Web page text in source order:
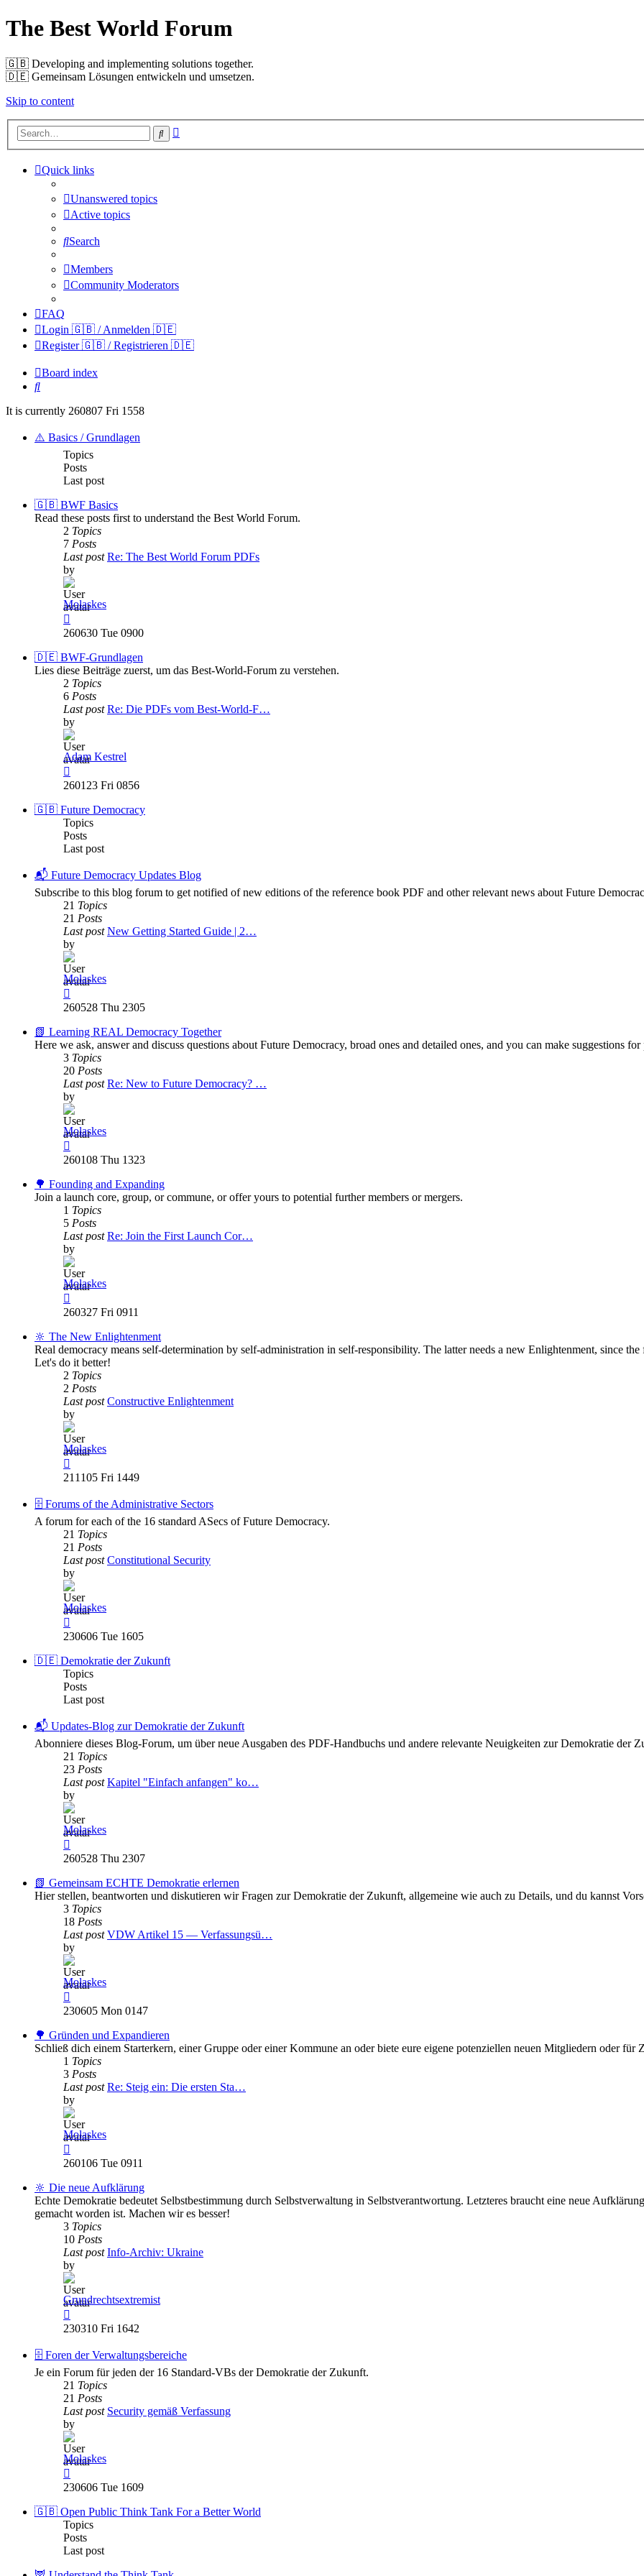
The Best World Forum
🇬🇧️ Developing and implementing solutions together.
🇩🇪️ Gemeinsam Lösungen entwickeln und umsetzen.
Skip to content
Search
Quick links
Unanswered topics
Active topics
Search
Members
Community Moderators
FAQ
Login 🇬🇧 / Anmelden 🇩🇪
Register 🇬🇧 / Registrieren 🇩🇪
Board index
Search
It is currently 260807 Fri 1558
⚠️ Basics / Grundlagen
Topics
Posts
Last post
🇬🇧 BWF Basics
Read these posts first to understand the Best World Forum.
2 Topics
7 Posts
Last post Re: The Best World Forum PDFs
by
Molaskes
the
post
260630 Tue 0900
🇩🇪 BWF-Grundlagen
Lies diese Beiträge zuerst, um das Best-World-Forum zu verstehen.
2 Topics
6 Posts
Last post Re: Die PDFs vom Best-World-F…
by
Adam Kestrel
the
post
260123 Fri 0856
🇬🇧 Future Democracy
Topics
Posts
Last post
📬 Future Democracy Updates Blog
Subscribe to this blog forum to get notified of new editions of the reference book PDF and other relevant news about Future
21 Topics
21 Posts
Last post New Getting Started Guide | 2…
by
Molaskes
the
post
260528 Thu 2305
📗 Learning REAL Democracy Together
Here we ask, answer and discuss questions about Future Democracy, broad ones and detailed ones, and you can make suggestions
3 Topics
20 Posts
Last post Re: New to Future Democracy? …
by
Molaskes
the
post
260108 Thu 1323
🌳 Founding and Expanding
Join a launch core, group, or commune, or offer yours to potential further members or mergers.
1 Topics
5 Posts
Last post Re: Join the First Launch Cor…
by
Molaskes
the
post
260327 Fri 0911
🔆 The New Enlightenment
Real democracy means self-determination by self-administration in self-responsibility. The latter needs a new Enlightenment, since
Let's do it better!
2 Topics
2 Posts
Last post Constructive Enlightenment
by
Molaskes
the
post
211105 Fri 1449
🗄️ Forums of the Administrative Sectors
A forum for each of the 16 standard ASecs of Future Democracy.
21 Topics
21 Posts
Last post Constitutional Security
by
Molaskes
the
post
230606 Tue 1605
🇩🇪 Demokratie der Zukunft
Topics
Posts
Last post
📬 Updates-Blog zur Demokratie der Zukunft
Abonniere dieses Blog-Forum, um über neue Ausgaben des PDF-Handbuchs und andere relevante Neuigkeiten zur Demokratie der
21 Topics
23 Posts
Last post Kapitel "Einfach anfangen" ko…
by
Molaskes
the
post
260528 Thu 2307
📗 Gemeinsam ECHTE Demokratie erlernen
Hier stellen, beantworten und diskutieren wir Fragen zur Demokratie der Zukunft, allgemeine wie auch zu Details, und du kannst
3 Topics
18 Posts
Last post VDW Artikel 15 — Verfassungsü…
by
Molaskes
the
post
230605 Mon 0147
🌳 Gründen und Expandieren
Schließ dich einem Starterkern, einer Gruppe oder einer Kommune an oder biete eure eigene potenziellen neuen Mitgliedern oder für
1 Topics
3 Posts
Last post Re: Steig ein: Die ersten Sta…
by
Molaskes
the
post
260106 Tue 0911
🔆 Die neue Aufklärung
Echte Demokratie bedeutet Selbstbestimmung durch Selbstverwaltung in Selbstverantwortung. Letzteres braucht eine neue
gemacht worden ist. Machen wir es besser!
3 Topics
10 Posts
Last post Info-Archiv: Ukraine
by
Grundrechtsextremist
the
post
230310 Fri 1642
🗄️ Foren der Verwaltungsbereiche
Je ein Forum für jeden der 16 Standard-VBs der Demokratie der Zukunft.
21 Topics
21 Posts
Last post Security gemäß Verfassung
by
Molaskes
the
post
230606 Tue 1609
🇬🇧 Open Public Think Tank For a Better World
Topics
Posts
Last post